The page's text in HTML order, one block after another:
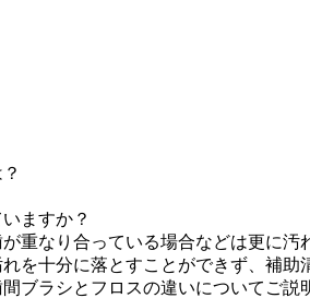
ますか？
重なり合っている場合などは更に汚
を十分に落とすことができず、補
ブラシとフロスの違いについてご説